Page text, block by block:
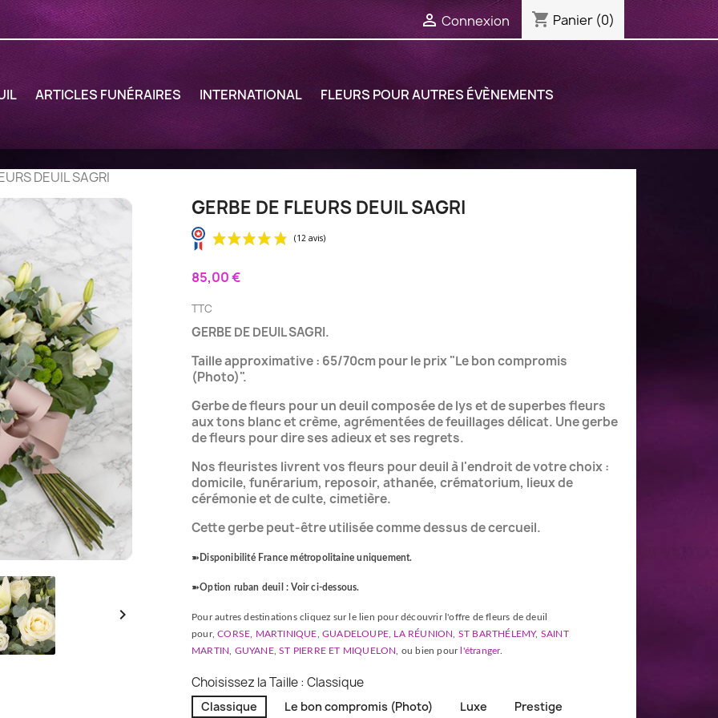
 Connexion shopping_cart Panier (0)
ARTICLES FUNÉRAIRES INTERNATIONAL FLEURS POUR AUTRES ÉVÈNEMENTS
DEUIL SAGRI

GERBE DE FLEURS DEUIL SAGRI
85,00 €
TTC
GERBE DE DEUIL SAGRI.
Taille approximative : 65/70cm pour le prix "Le bon compromis
(Photo)".
Gerbe de fleurs pour un deuil composée de lys et de superbes fleurs
aux tons blanc et crème, agrémentées de feuillages délicat. Une gerbe
de fleurs pour dire ses adieux et ses regrets.
Nos fleuristes livrent vos fleurs pour deuil à l'endroit de votre choix :
domicile, funérarium, reposoir, athanée, crématorium, lieux de
cérémonie et de culte, cimetière.
Cette gerbe peut-être utilisée comme dessus de cercueil.
➽ Disponibilité France métropolitaine uniquement.
➽Option ruban deuil : Voir ci-dessous.
Pour autres destinations cliquez sur le lien pour découvrir l'offre de fleurs de deuil
pour,CORSE MARTINIQUE ,GUADELOUPE LA RÉUNION ST BARTHÉLEMY, SAINT
MARTIN
GUYANE,ST PIERRE ET MIQUELON , ou bien pour l'étranger.
Choisissez la Taille : Classique
Classique Le bon compromis (Photo) Luxe Prestige